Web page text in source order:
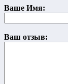
Ваше Имя:
Ваш отзыв: